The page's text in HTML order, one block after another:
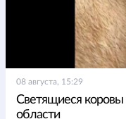
08 августа, 15:29
Светящиеся коровы
области